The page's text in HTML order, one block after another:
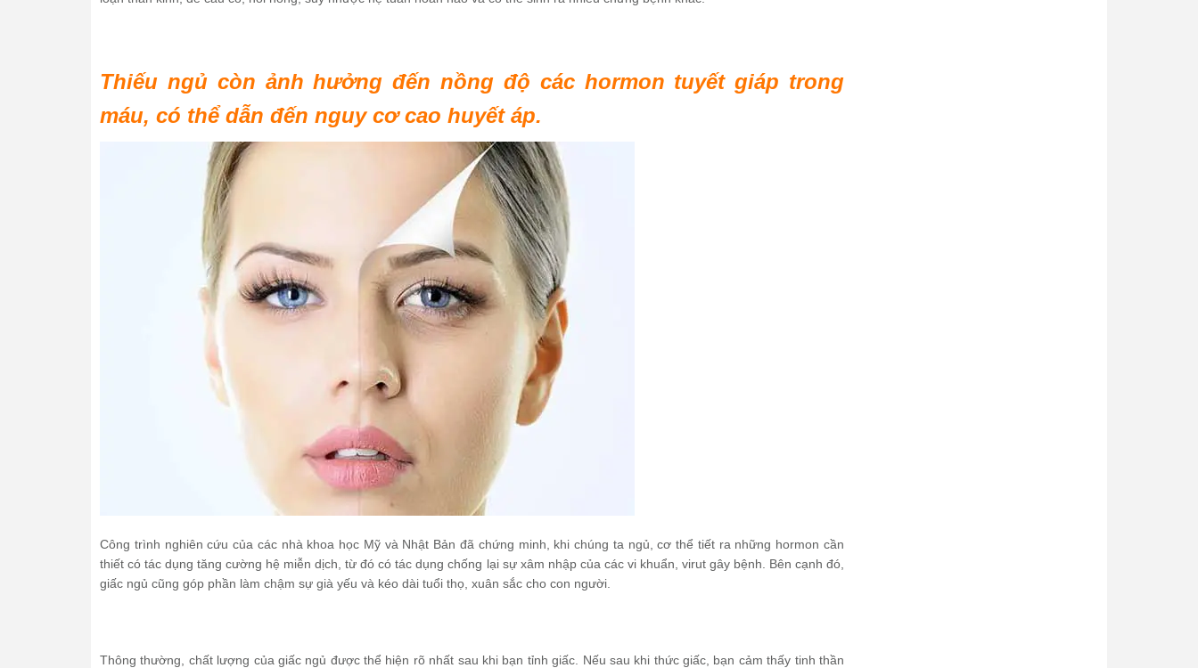
Thiếu ngủ còn ảnh hưởng đến nồng độ các hormon tuyết giáp trong
máu, có thể dẫn đến nguy cơ cao huyết áp.
Công trình nghiên cứu của các nhà khoa học Mỹ và Nhật Bản đã chứng minh, khi chúng ta ngủ, cơ thể tiết ra những hormon cần
thiết có tác dụng tăng cường hệ miễn dịch, từ đó có tác dụng chống lại sự xâm nhập của các vi khuẩn, virut gây bệnh. Bên cạnh đó,
giấc ngủ cũng góp phần làm chậm sự già yếu và kéo dài tuổi thọ, xuân sắc cho con người.
Thông thường, chất lượng của giấc ngủ được thể hiện rõ nhất sau khi bạn tỉnh giấc. Nếu sau khi thức giấc, bạn cảm thấy tinh thần